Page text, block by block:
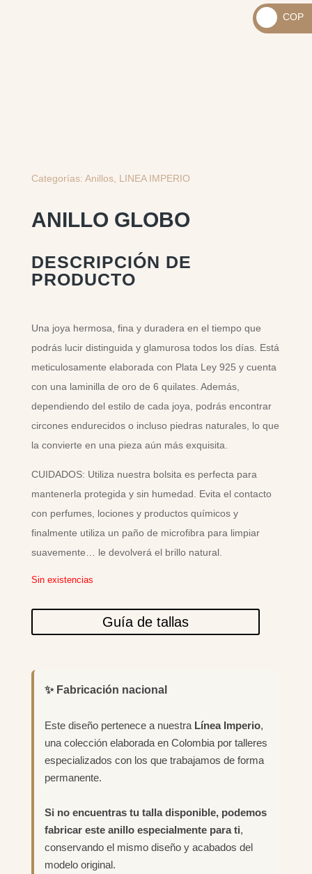
Categorías: Anillos, LINEA IMPERIO
ANILLO GLOBO
DESCRIPCIÓN DE
PRODUCTO
Una joya hermosa, fina y duradera en el tiempo que
podrás lucir distinguida y glamurosa todos los días. Está
meticulosamente elaborada con Plata Ley 925 y cuenta
con una laminilla de oro de 6 quilates. Además,
dependiendo del estilo de cada joya, podrás encontrar
circones endurecidos o incluso piedras naturales, lo que
la convierte en una pieza aún más exquisita.
CUIDADOS: Utiliza nuestra bolsita es perfecta para
mantenerla protegida y sin humedad. Evita el contacto
con perfumes, lociones y productos químicos y
finalmente utiliza un paño de microfibra para limpiar
suavemente… le devolverá el brillo natural.
Sin existencias
Guía de tallas
✨ Fabricación nacional
Este diseño pertenece a nuestra Línea Imperio,
una colección elaborada en Colombia por talleres
especializados con los que trabajamos de forma
permanente.
Si no encuentras tu talla disponible, podemos
fabricar este anillo especialmente para ti,
conservando el mismo diseño y acabados del
modelo original.
_
USD
_
COP